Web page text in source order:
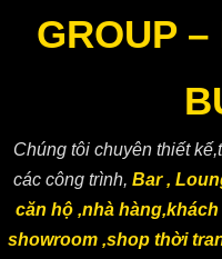
GROUP
Chúng tôi chuyên thiết
các công trình, Bar ,
căn hộ ,nhà
showroom ,shop thời